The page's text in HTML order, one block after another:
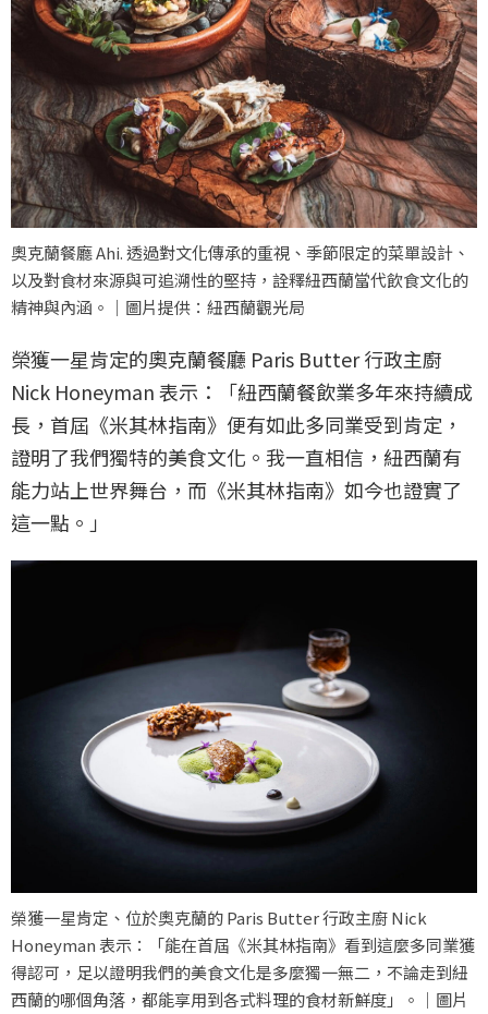
奧克蘭餐廳 Ahi. 透過對文化傳承的重視、季節限定的菜單設計、
以及對食材來源與可追溯性的堅持，詮釋紐西蘭當代飲食文化的
精神與內涵。｜圖片提供：紐西蘭觀光局
榮獲一星肯定的奧克蘭餐廳 Paris Butter 行政主廚
Nick Honeyman 表示：「紐西蘭餐飲業多年來持續成
長，首屆《米其林指南》便有如此多同業受到肯定，
證明了我們獨特的美食文化。我一直相信，紐西蘭有
能力站上世界舞台，而《米其林指南》如今也證實了
這一點。」
榮獲一星肯定、位於奧克蘭的 Paris Butter 行政主廚 Nick
Honeyman 表示：「能在首屆《米其林指南》看到這麼多同業獲
得認可，足以證明我們的美食文化是多麼獨一無二，不論走到紐
西蘭的哪個角落，都能享用到各式料理的食材新鮮度」。｜圖片